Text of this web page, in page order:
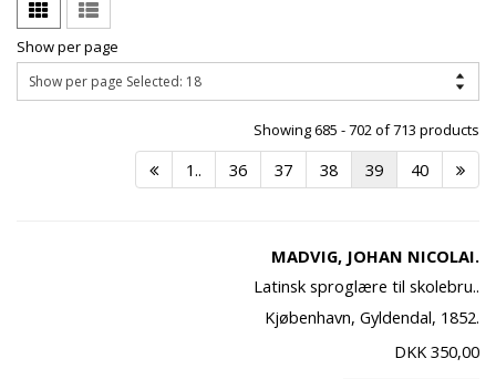
Show per page
Showing 685 - 702 of 713 products
1.. 36 37 38 39 40
MADVIG, JOHAN NICOLAI.
Latinsk sproglære til skolebru..
Kjøbenhavn, Gyldendal, 1852.
DKK 350,00